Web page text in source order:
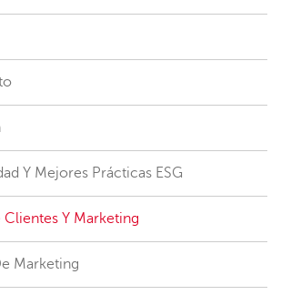
Y Mejores Prácticas ESG
Clientes Y Marketing
Marketing